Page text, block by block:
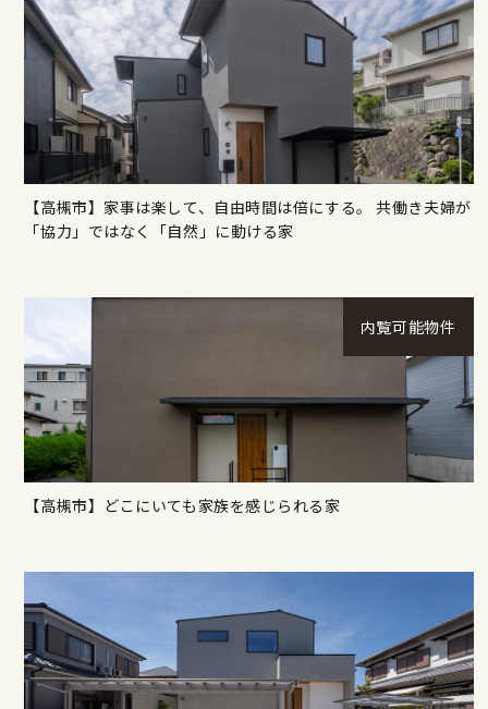
【高槻市】家事は楽して、自由時間は倍にする。 共働き夫婦が
「協力」ではなく「自然」に動ける家
内覧可能物件
【高槻市】どこにいても家族を感じられる家